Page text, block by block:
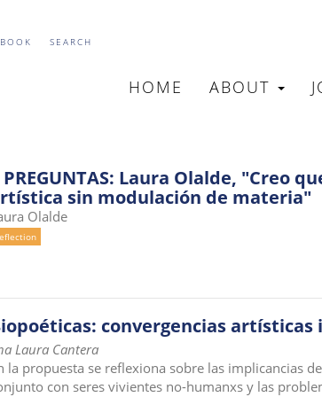
SEARCH
MAIN
HOME ABOUT
PREGUNTAS: Laura Olalde, "Creo
sin modulación de materia"
Olalde
convergencias artísticas
Laura Cantera
la propuesta se reflexiona sobre las implicancias
con seres vivientes no-humanxs y las